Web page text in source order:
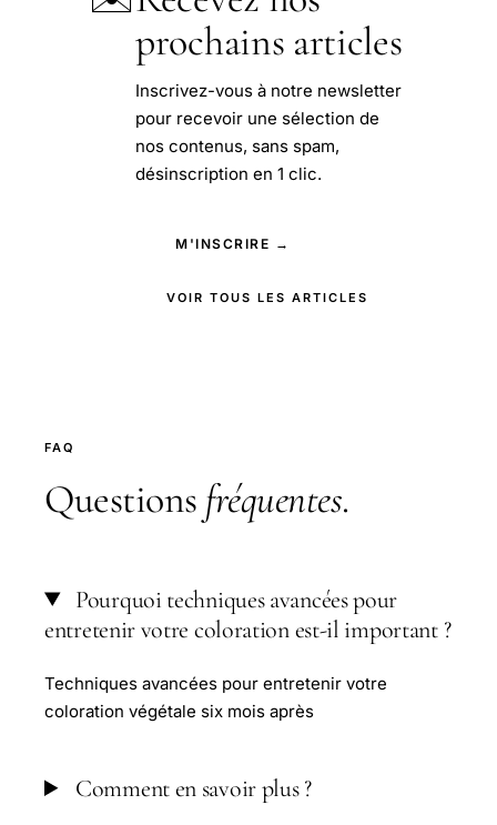
prochains articles
Inscrivez-vous à notre newsletter
pour recevoir une sélection de
nos contenus, sans spam,
désinscription en 1 clic.
M'INSCRIRE →
VOIR TOUS LES ARTICLES
FAQ
Questions fréquentes.
Pourquoi techniques avancées pour
entretenir votre coloration est-il important ?
Techniques avancées pour entretenir votre
coloration végétale six mois après
Comment en savoir plus ?